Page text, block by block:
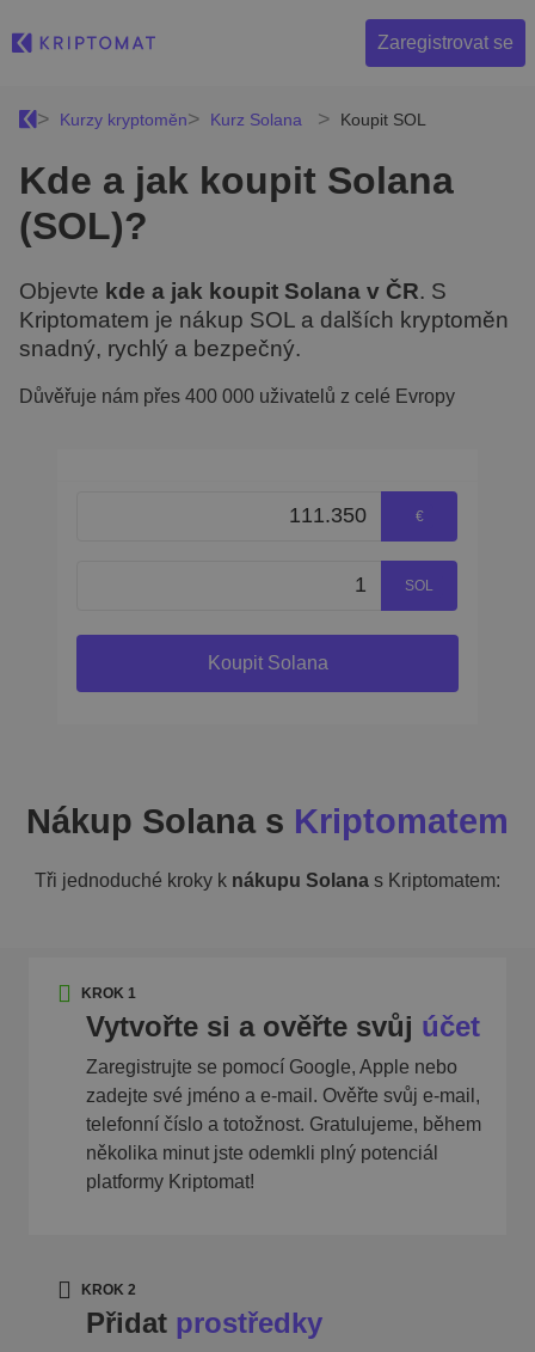
Zaregistrovat se
Kurzy kryptoměn Kurz Solana Koupit SOL
Kde a jak koupit Solana
(SOL)?
Objevte kde a jak koupit Solana v ČR. S
Kriptomatem je nákup SOL a dalších kryptoměn
snadný, rychlý a bezpečný.
Důvěřuje nám přes 400 000 uživatelů z celé Evropy
€
SOL
Koupit Solana
Nákup Solana s Kriptomatem
Tři jednoduché kroky k nákupu Solana s Kriptomatem:
KROK 1
Vytvořte si a ověřte svůj účet
Zaregistrujte se pomocí Google, Apple nebo
zadejte své jméno a e-mail. Ověřte svůj e-mail,
telefonní číslo a totožnost. Gratulujeme, během
několika minut jste odemkli plný potenciál
platformy Kriptomat!
KROK 2
Přidat prostředky